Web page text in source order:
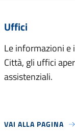
Uffici
Le informazioni
Città, gli uffici
assistenziali.
VAI ALLA PAGINA